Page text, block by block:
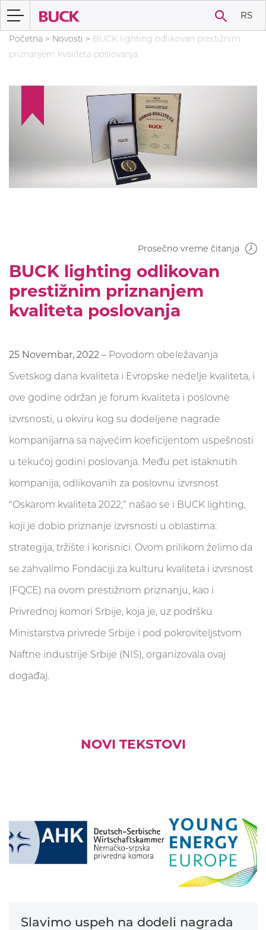
RS
Početna > Novosti > BUCK lighting odlikovan prestižnim
priznanjem kvaliteta poslovanja
Prosečno vreme čitanja
BUCK lighting odlikovan
prestižnim priznanjem
kvaliteta poslovanja
25 Novembar, 2022 – Povodom obeležavanja
Svetskog dana kvaliteta i Evropske nedelje kvaliteta, i
ove godine održan je forum kvaliteta i poslovne
izvrsnosti, u okviru kog su dodeljene nagrade
kompanijama sa najvećim koeficijentom uspešnosti
u tekućoj godini poslovanja. Među pet istaknutih
kompanija, odlikovanih za poslovnu izvrsnost
“Oskarom kvaliteta 2022,” našao se i BUCK lighting,
koji je dobio priznanje izvrsnosti u oblastima:
strategija, tržište i korisnici. Ovom prilikom želimo da
se zahvalimo Fondaciji za kulturu kvaliteta i izvrsnost
(FQCE) na ovom prestižnom priznanju, kao i
Privrednoj komori Srbije, koja je, uz podršku
Ministarstva privrede Srbije i pod pokroviteljstvom
Naftne industrije Srbije (NIS), organizovala ovaj
događaj.
NOVI TEKSTOVI
Slavimo uspeh na dodeli nagrada